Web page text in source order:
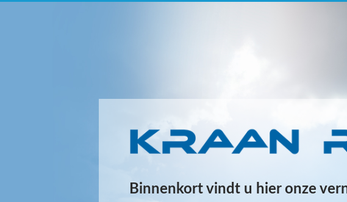
Binnenkort vindt u hier onze